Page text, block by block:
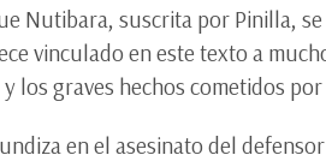
Nutibara, suscrita por Pinilla,
vinculado en este texto a
los graves hechos cometidos por
en el asesinato del